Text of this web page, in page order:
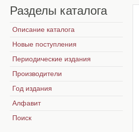
Разделы каталога
Описание каталога
Новые поступления
Периодические издания
Производители
Год издания
Алфавит
Поиск